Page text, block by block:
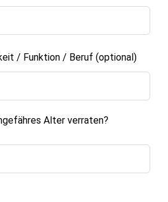
/ Funktion / Beruf (optional)
Alter verraten?